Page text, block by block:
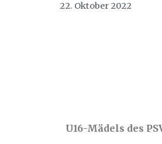
22. Oktober 2022
U16-Mädels des